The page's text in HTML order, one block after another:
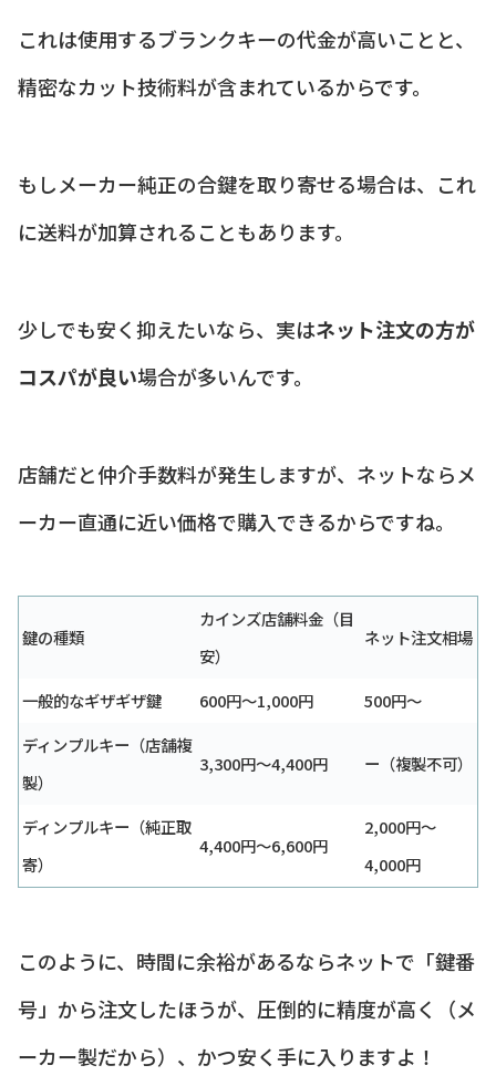
これは使用するブランクキーの代金が高いことと、
精密なカット技術料が含まれているからです。
もしメーカー純正の合鍵を取り寄せる場合は、これ
に送料が加算されることもあります。
少しでも安く抑えたいなら、実はネット注文の方が
コスパが良い場合が多いんです。
店舗だと仲介手数料が発生しますが、ネットならメ
ーカー直通に近い価格で購入できるからですね。
鍵の種類
カインズ店舗料金（目
安）
ネット注文相場
一般的なギザギザ鍵 600円〜1,000円
500円〜
ディンプルキー（店舗複
製）
3,300円〜4,400円 ー（複製不可）
ディンプルキー（純正取
寄）
4,400円〜6,600円
2,000円〜
4,000円
このように、時間に余裕があるならネットで「鍵番
号」から注文したほうが、圧倒的に精度が高く（メ
ーカー製だから）、かつ安く手に入りますよ！